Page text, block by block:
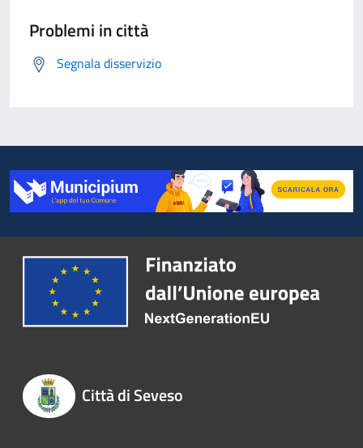
Problemi in città
Segnala disservizio
Città di Seveso